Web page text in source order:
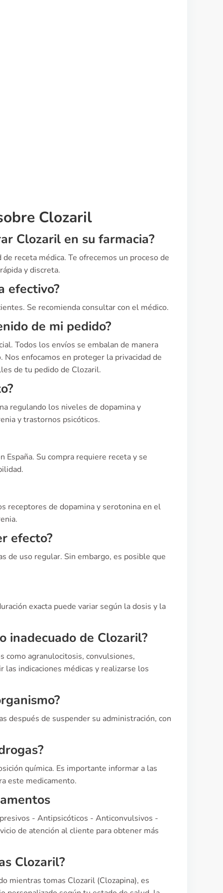
Clozaril
Clozaril en su farmacia?
receta médica. Te ofrecemos un proceso de
y discreta.
efectivo?
Se recomienda consultar con el médico.
de mi pedido?
Todos los envíos se embalan de manera
enfocamos en proteger la privacidad de
de tu pedido de Clozaril.
regulando los niveles de dopamina y
y trastornos psicóticos.
España. Su compra requiere receta y se
receptores de dopamina y serotonina en el
efecto?
de uso regular. Sin embargo, es posible que
exacta puede variar según la dosis y la
inadecuado de Clozaril?
como agranulocitosis, convulsiones,
indicaciones médicas y realizarse los
después de suspender su administración, con
química. Es importante informar a las
este medicamento.
- Antipsicóticos - Anticonvulsivos -
de atención al cliente para obtener más
Clozaril?
mientras tomas Clozaril (Clozapina), es